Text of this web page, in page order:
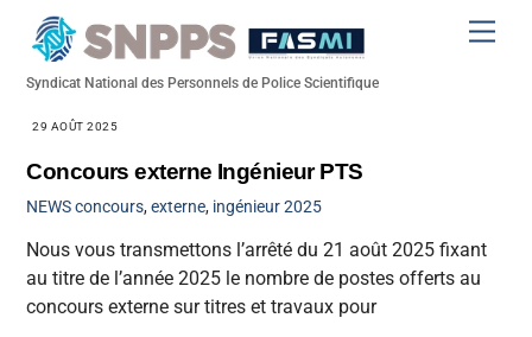
Syndicat National des Personnels de Police Scientifique
29 AOÛT 2025
Concours externe Ingénieur PTS
NEWS concours,externe, ingénieur 2025
Nous vous transmettons l’arrêté du 21 août 2025 fixant
au titre de l’année 2025 le nombre de postes offerts au
concours externe sur titres et travaux pour